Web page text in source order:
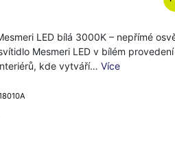
LED bílá 3000K – nepřímé
Mesmeri LED v bílém
kde vytváří…Více